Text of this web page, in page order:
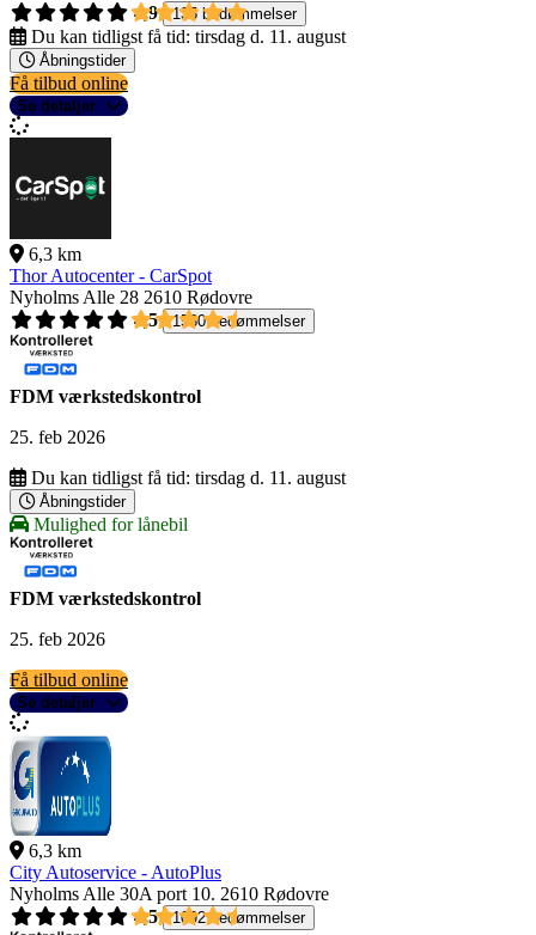
4,9
135 bedømmelser
Du kan tidligst få tid: tirsdag d. 11. august
Åbningstider
Få tilbud online
Se detaljer
6,3 km
Thor Autocenter - CarSpot
Nyholms Alle 28 2610 Rødovre
4,5
1560 bedømmelser
FDM værkstedskontrol
25. feb 2026
Du kan tidligst få tid: tirsdag d. 11. august
Åbningstider
Mulighed for lånebil
FDM værkstedskontrol
25. feb 2026
Få tilbud online
Se detaljer
6,3 km
City Autoservice - AutoPlus
Nyholms Alle 30A port 10. 2610 Rødovre
4,5
1092 bedømmelser